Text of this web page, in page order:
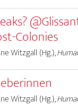
Colonies
Witzgall (Hg.),
Witzgall (Hg.),